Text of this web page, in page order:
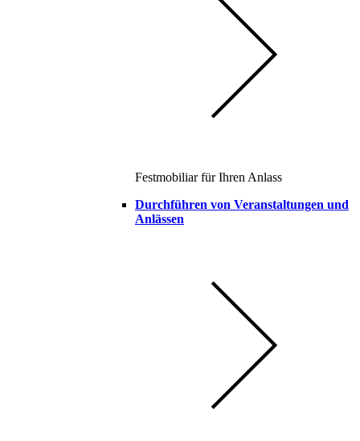
Festmobiliar für Ihren Anlass
Durchführen von Veranstaltungen und
Anlässen